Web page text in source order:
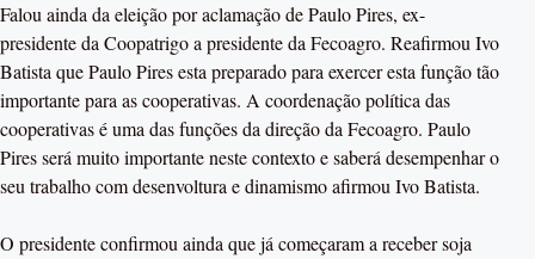
Falou ainda da eleição por aclamação de Paulo Pires, ex-
presidente da Coopatrigo a presidente da Fecoagro. Reafirmou Ivo
Batista que Paulo Pires esta preparado para exercer esta função tão
importante para as cooperativas. A coordenação política das
cooperativas é uma das funções da direção da Fecoagro. Paulo
Pires será muito importante neste contexto e saberá desempenhar o
seu trabalho com desenvoltura e dinamismo afirmou Ivo Batista.
O presidente confirmou ainda que já começaram a receber soja